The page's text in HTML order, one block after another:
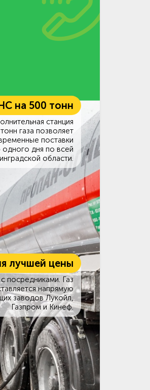
на 500 тонн
станция
газа позволяет
поставки
дня по всей
области.
лучшей цены
посредниками. Газ
напрямую
заводов Лукойл,
Газпром и Кинеф.